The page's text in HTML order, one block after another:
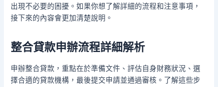
出現不必要的困擾。如果你想了解詳細的流程和注意事項，
接下來的內容會更加清楚說明。
整合貸款申辦流程詳細解析
申辦整合貸款，重點在於準備文件、評估自身財務狀況、選
擇合適的貸款機構，最後提交申請並通過審核。了解這些步